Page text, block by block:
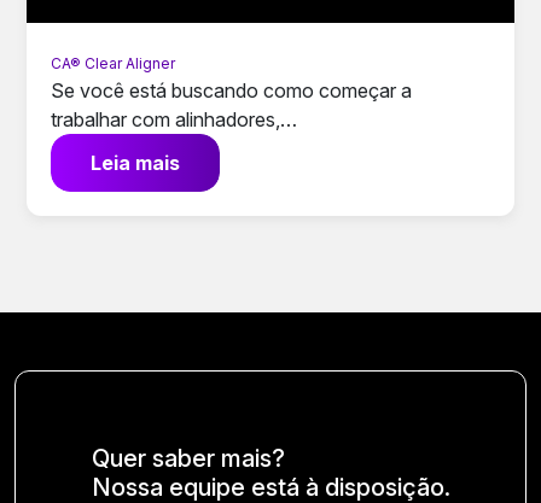
CA® Clear Aligner
Se você está buscando como começar a
trabalhar com alinhadores,…
Leia mais
Quer saber mais?
Nossa equipe está à disposição.